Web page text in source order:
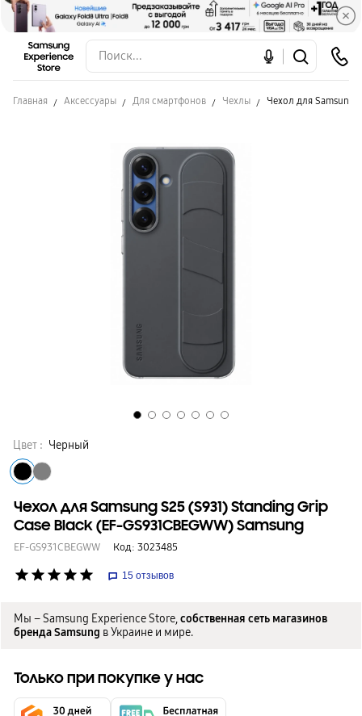
Главная Аксессуары Для смартфонов Чехлы Чехол для Samsung
Цвет : Черный
Чехол для Samsung S25 (S931) Standing Grip
Case Black (EF-GS931CBEGWW) Samsung
EF-GS931CBEGWW Код: 3023485
star star star star star 15 отзывов
Мы – Samsung Experience Store,собственная сеть магазинов
бренда Samsung в Украине и мире.
Только при покупке у нас